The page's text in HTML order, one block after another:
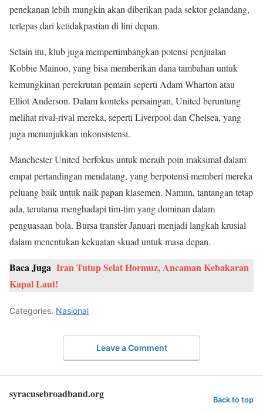
penekanan lebih mungkin akan diberikan pada sektor gelandang,
terlepas dari ketidakpastian di lini depan.
Selain itu, klub juga mempertimbangkan potensi penjualan
Kobbie Mainoo, yang bisa memberikan dana tambahan untuk
kemungkinan perekrutan pemain seperti Adam Wharton atau
Elliot Anderson. Dalam konteks persaingan, United beruntung
melihat rival-rival mereka, seperti Liverpool dan Chelsea, yang
juga menunjukkan inkonsistensi.
Manchester United berfokus untuk meraih poin maksimal dalam
empat pertandingan mendatang, yang berpotensi memberi mereka
peluang baik untuk naik papan klasemen. Namun, tantangan tetap
ada, terutama menghadapi tim-tim yang dominan dalam
penguasaan bola. Bursa transfer Januari menjadi langkah krusial
dalam menentukan kekuatan skuad untuk masa depan.
Baca Juga Iran Tutup Selat Hormuz, Ancaman Kebakaran
Kapal Laut!
Categories: Nasional
Leave a Comment
syracusebroadband.org Back to top